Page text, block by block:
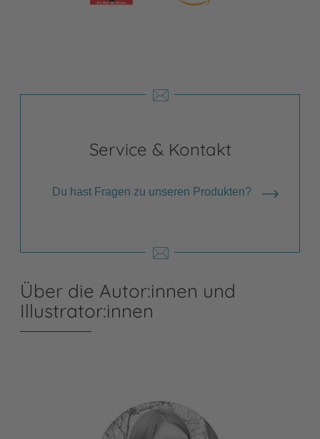
Service & Kontakt
Du hast Fragen zu unseren Produkten?
Über die Autor:innen und
Illustrator:innen